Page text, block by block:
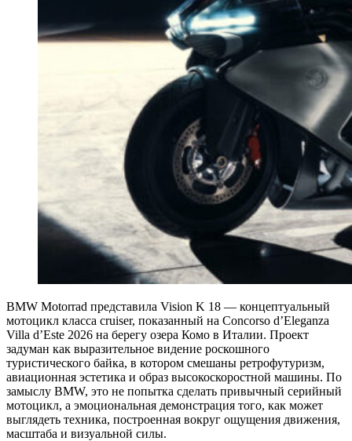
BMW Motorrad представила Vision K 18 — концептуальный
мотоцикл класса cruiser, показанный на Concorso d’Eleganza
Villa d’Este 2026 на берегу озера Комо в Италии. Проект
задуман как выразительное видение роскошного
туристического байка, в котором смешаны ретрофутуризм,
авиационная эстетика и образ высокоскоростной машины. По
замыслу BMW, это не попытка сделать привычный серийный
мотоцикл, а эмоциональная демонстрация того, как может
выглядеть техника, построенная вокруг ощущения движения,
масштаба и визуальной силы.